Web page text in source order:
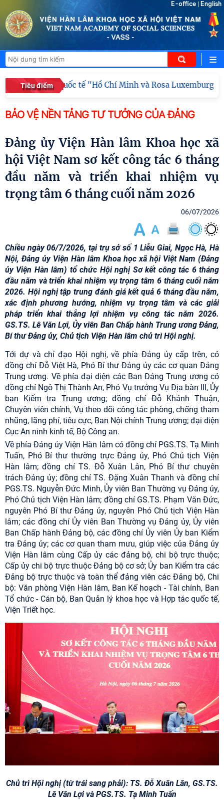
E-office English
Tiêu điểm
học quốc tế "Hồ Chí Minh và Rosa Luxemburg về dân
BẢO VỆ NỀN TẢNG TƯ TƯỞNG CỦA ĐẢNG
Đảng ủy Viện Hàn lâm Khoa học xã
hội Việt Nam sơ kết công tác 6 tháng
đầu năm và triển khai nhiệm vụ
trọng tâm 6 tháng cuối năm 2026
06/07/2026
Chiều ngày 06/7/2026, tại trụ sở số 1 Liễu Giai, Ngọc Hà, Hà
Nội, Đảng ủy Viện Hàn lâm Khoa học xã hội Việt Nam (Đảng
ủy Viện Hàn lâm) tổ chức Hội nghị Sơ kết công tác 6 tháng
đầu năm và triển khai nhiệm vụ trọng tâm 6 tháng cuối năm
2026. Hội nghị tập trung đánh giá kết quả 6 tháng đầu năm,
xác định phương hướng, nhiệm vụ trọng tâm và các giải
pháp triển khai thắng lợi nhiệm vụ công tác năm 2026.
GS.TS. Lê Văn Lợi, Ủy viên Ban Chấp hành Trung ương Đảng,
Bí thư Đảng ủy, Chủ tịch Viện Hàn lâm chủ trì Hội nghị.
Tới dự và chỉ đạo Hội nghị, về phía Đảng ủy cấp trên, có
đồng chí Đỗ Việt Hà, Phó Bí thư Đảng ủy các cơ quan Đảng
Trung ương. Về phía đại diện các Ban Đảng Trung ương có
đồng chí Ngô Thị Thành An, Phó Vụ trưởng Vụ Địa bàn III, Ủy
ban Kiểm tra Trung ương; đồng chí Đỗ Khánh Thuận,
Chuyên viên chính, Vụ theo dõi công tác phòng, chống tham
nhũng, lãng phí, tiêu cực, Ban Nội chính Trung ương; đại diện
Cục An ninh kinh tế, Bộ Công an.
Về phía Đảng ủy Viện Hàn lâm có đồng chí PGS.TS. Tạ Minh
Tuấn, Phó Bí thư thường trực Đảng ủy, Phó Chủ tịch Viện
Hàn lâm; đồng chí TS. Đỗ Xuân Lân, Phó Bí thư chuyên
trách Đảng ủy; đồng chí TS. Đặng Xuân Thanh và đồng chí
PGS.TS. Nguyễn Đức Minh, Ủy viên Ban Thường vụ Đảng ủy,
Phó Chủ tịch Viện Hàn lâm; đồng chí GS.TS. Phạm Văn Đức,
nguyên Phó Bí thư Đảng ủy, nguyên Phó Chủ tịch Viện Hàn
lâm; các đồng chí Ủy viên Ban Thường vụ Đảng ủy, Ủy viên
Ban Chấp hành Đảng bộ, các đồng chí Ủy viên Ủy ban Kiểm
tra Đảng ủy; các cơ quan tham mưu, giúp việc của Đảng ủy
Viện Hàn lâm cùng Cấp ủy các đảng bộ, chi bộ trực thuộc;
Cấp ủy chi bộ trực thuộc Đảng bộ cơ sở; Ủy ban Kiểm tra các
Đảng bộ trực thuộc và toàn thể đảng viên các Đảng bộ, Chi
bộ: Văn phòng Viện Hàn lâm, Ban Kế hoạch - Tài chính, Ban
Tổ chức - Cán bộ, Ban Quản lý khoa học và Hợp tác quốc tế,
Viện Triết học.
Chủ trì Hội nghị (từ trái sang phải): TS. Đỗ Xuân Lân, GS.TS.
Lê Văn Lợi và PGS.TS. Tạ Minh Tuấn